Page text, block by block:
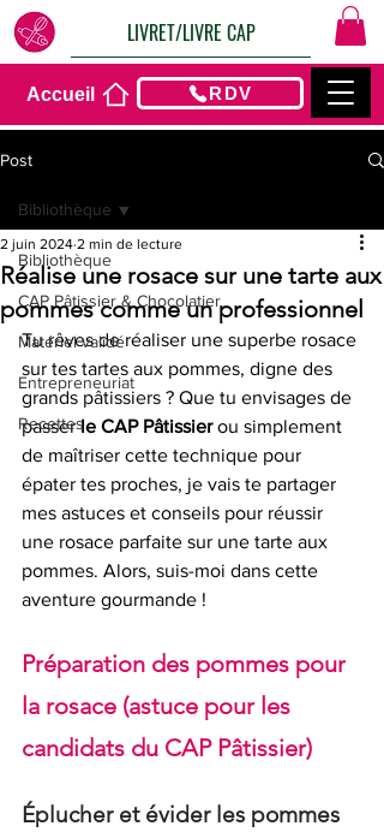
LIVRET/LIVRE CAP
Accueil RDV
Post
Bibliothèque
CAP Pâtissier & Chocolatier
Matériel validé
Entrepreneuriat
Recettes
Bibliothèque
Réalise une rosace sur une tarte aux
pommes comme un professionnel
2 juin 2024 2 min de lecture
Tu rêves de réaliser une superbe rosace
sur tes tartes aux pommes, digne des
grands pâtissiers ? Que tu envisages de
passer le CAP Pâtissier ou simplement
de maîtriser cette technique pour
épater tes proches, je vais te partager
mes astuces et conseils pour réussir
une rosace parfaite sur une tarte aux
pommes. Alors, suis-moi dans cette
aventure gourmande !
Préparation des pommes pour
la rosace (astuce pour les
candidats du CAP Pâtissier)
Éplucher et évider les pommes